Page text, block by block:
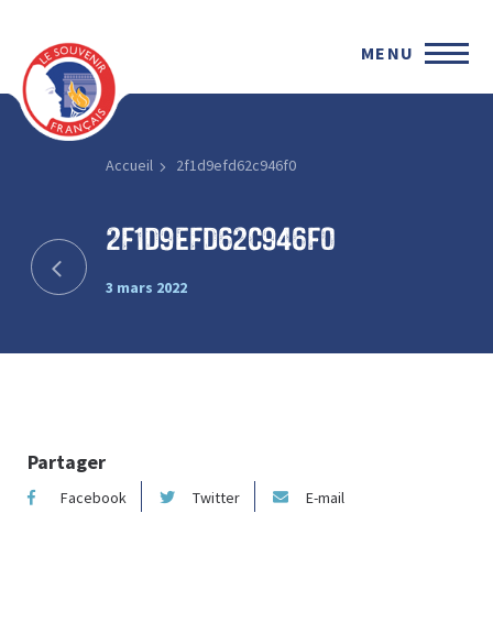
MENU
Accueil 2f1d9efd62c946f0
2f1d9efd62c946f0
3 mars 2022
Partager
Facebook Twitter E-mail